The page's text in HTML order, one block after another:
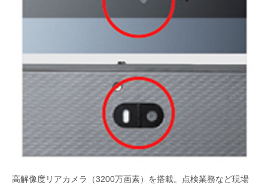
高解像度リアカメラ（3200万画素）を搭載。点検業務など現場